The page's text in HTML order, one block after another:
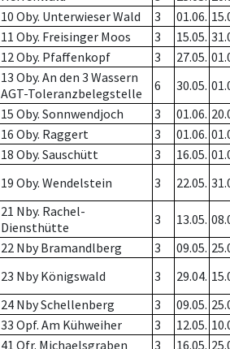
10 Oby. Unterwieser Wald 3 01.06.
11 Oby. Freisinger Moos 3 15.05.
12 Oby. Pfaffenkopf 3 27.05.
13 Oby. An den 3 Wassern
AGT-Toleranzbelegstelle
6 30.05.
15 Oby. Sonnwendjoch 3 01.06.
16 Oby. Raggert 3 01.06.
18 Oby. Sauschütt 3 16.05.
19 Oby. Wendelstein 3 22.05.
21 Nby. Rachel-
Diensthütte
3 13.05.
22 Nby Bramandlberg 3 09.05.
23 Nby Königswald 3 29.04.
24 Nby Schellenberg 3 09.05.
33 Opf. Am Kühweiher 3 12.05.
41 Ofr. Michaelsgraben 3 16.05.